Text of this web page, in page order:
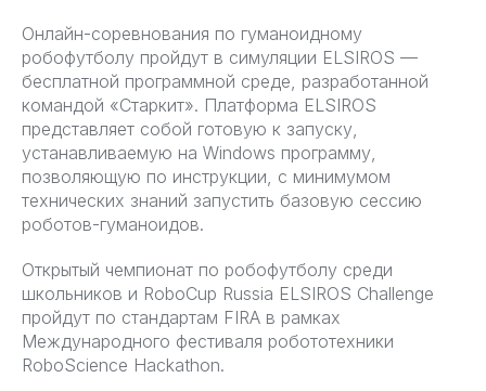
Онлайн-соревнования по гуманоидному
робофутболу пройдут в симуляции ELSIROS —
бесплатной программной среде, разработанной
командой «Старкит». Платформа ELSIROS
представляет собой готовую к запуску,
устанавливаемую на Windows программу,
позволяющую по инструкции, с минимумом
технических знаний запустить базовую сессию
роботов-гуманоидов.
Открытый чемпионат по робофутболу среди
школьников и RoboCup Russia ELSIROS Challenge
пройдут по стандартам FIRA в рамках
Международного фестиваля робототехники
RoboScience Hackathon.